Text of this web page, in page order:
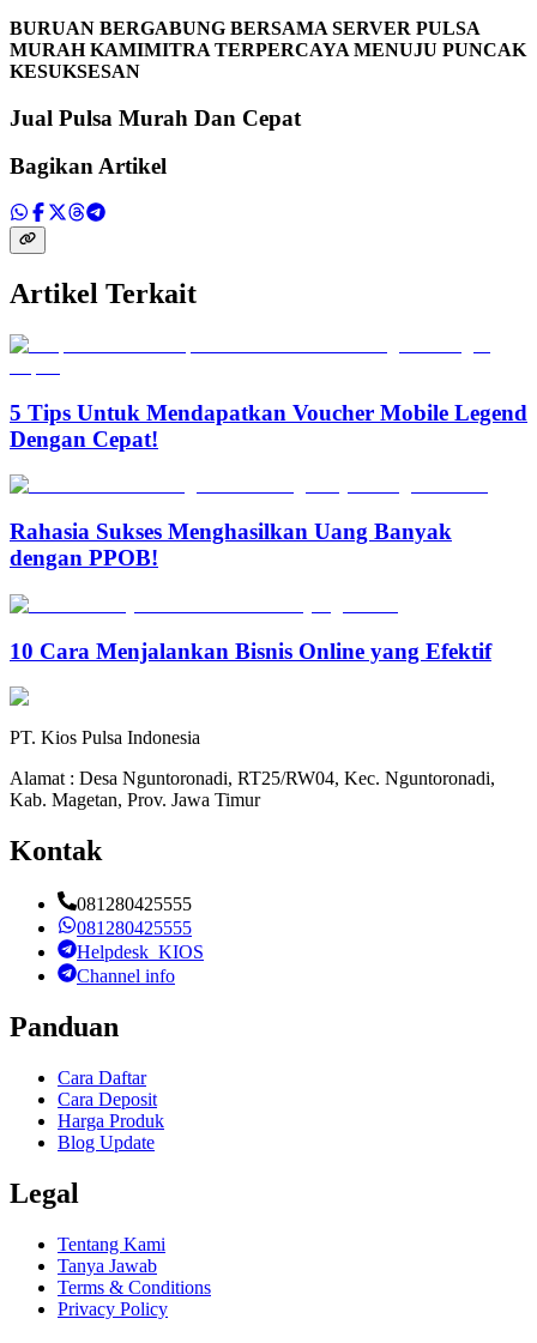
BURUAN BERGABUNG BERSAMA SERVER PULSA
MURAH KAMIMITRA TERPERCAYA MENUJU PUNCAK
KESUKSESAN
Jual Pulsa Murah Dan Cepat
Bagikan Artikel
Artikel Terkait
5 Tips Untuk Mendapatkan Voucher Mobile Legend
Dengan Cepat!
Rahasia Sukses Menghasilkan Uang Banyak
dengan PPOB!
10 Cara Menjalankan Bisnis Online yang Efektif
PT. Kios Pulsa Indonesia
Alamat : Desa Nguntoronadi, RT25/RW04, Kec. Nguntoronadi,
Kab. Magetan, Prov. Jawa Timur
Kontak
081280425555
081280425555
Helpdesk_KIOS
Channel info
Panduan
Cara Daftar
Cara Deposit
Harga Produk
Blog Update
Legal
Tentang Kami
Tanya Jawab
Terms & Conditions
Privacy Policy